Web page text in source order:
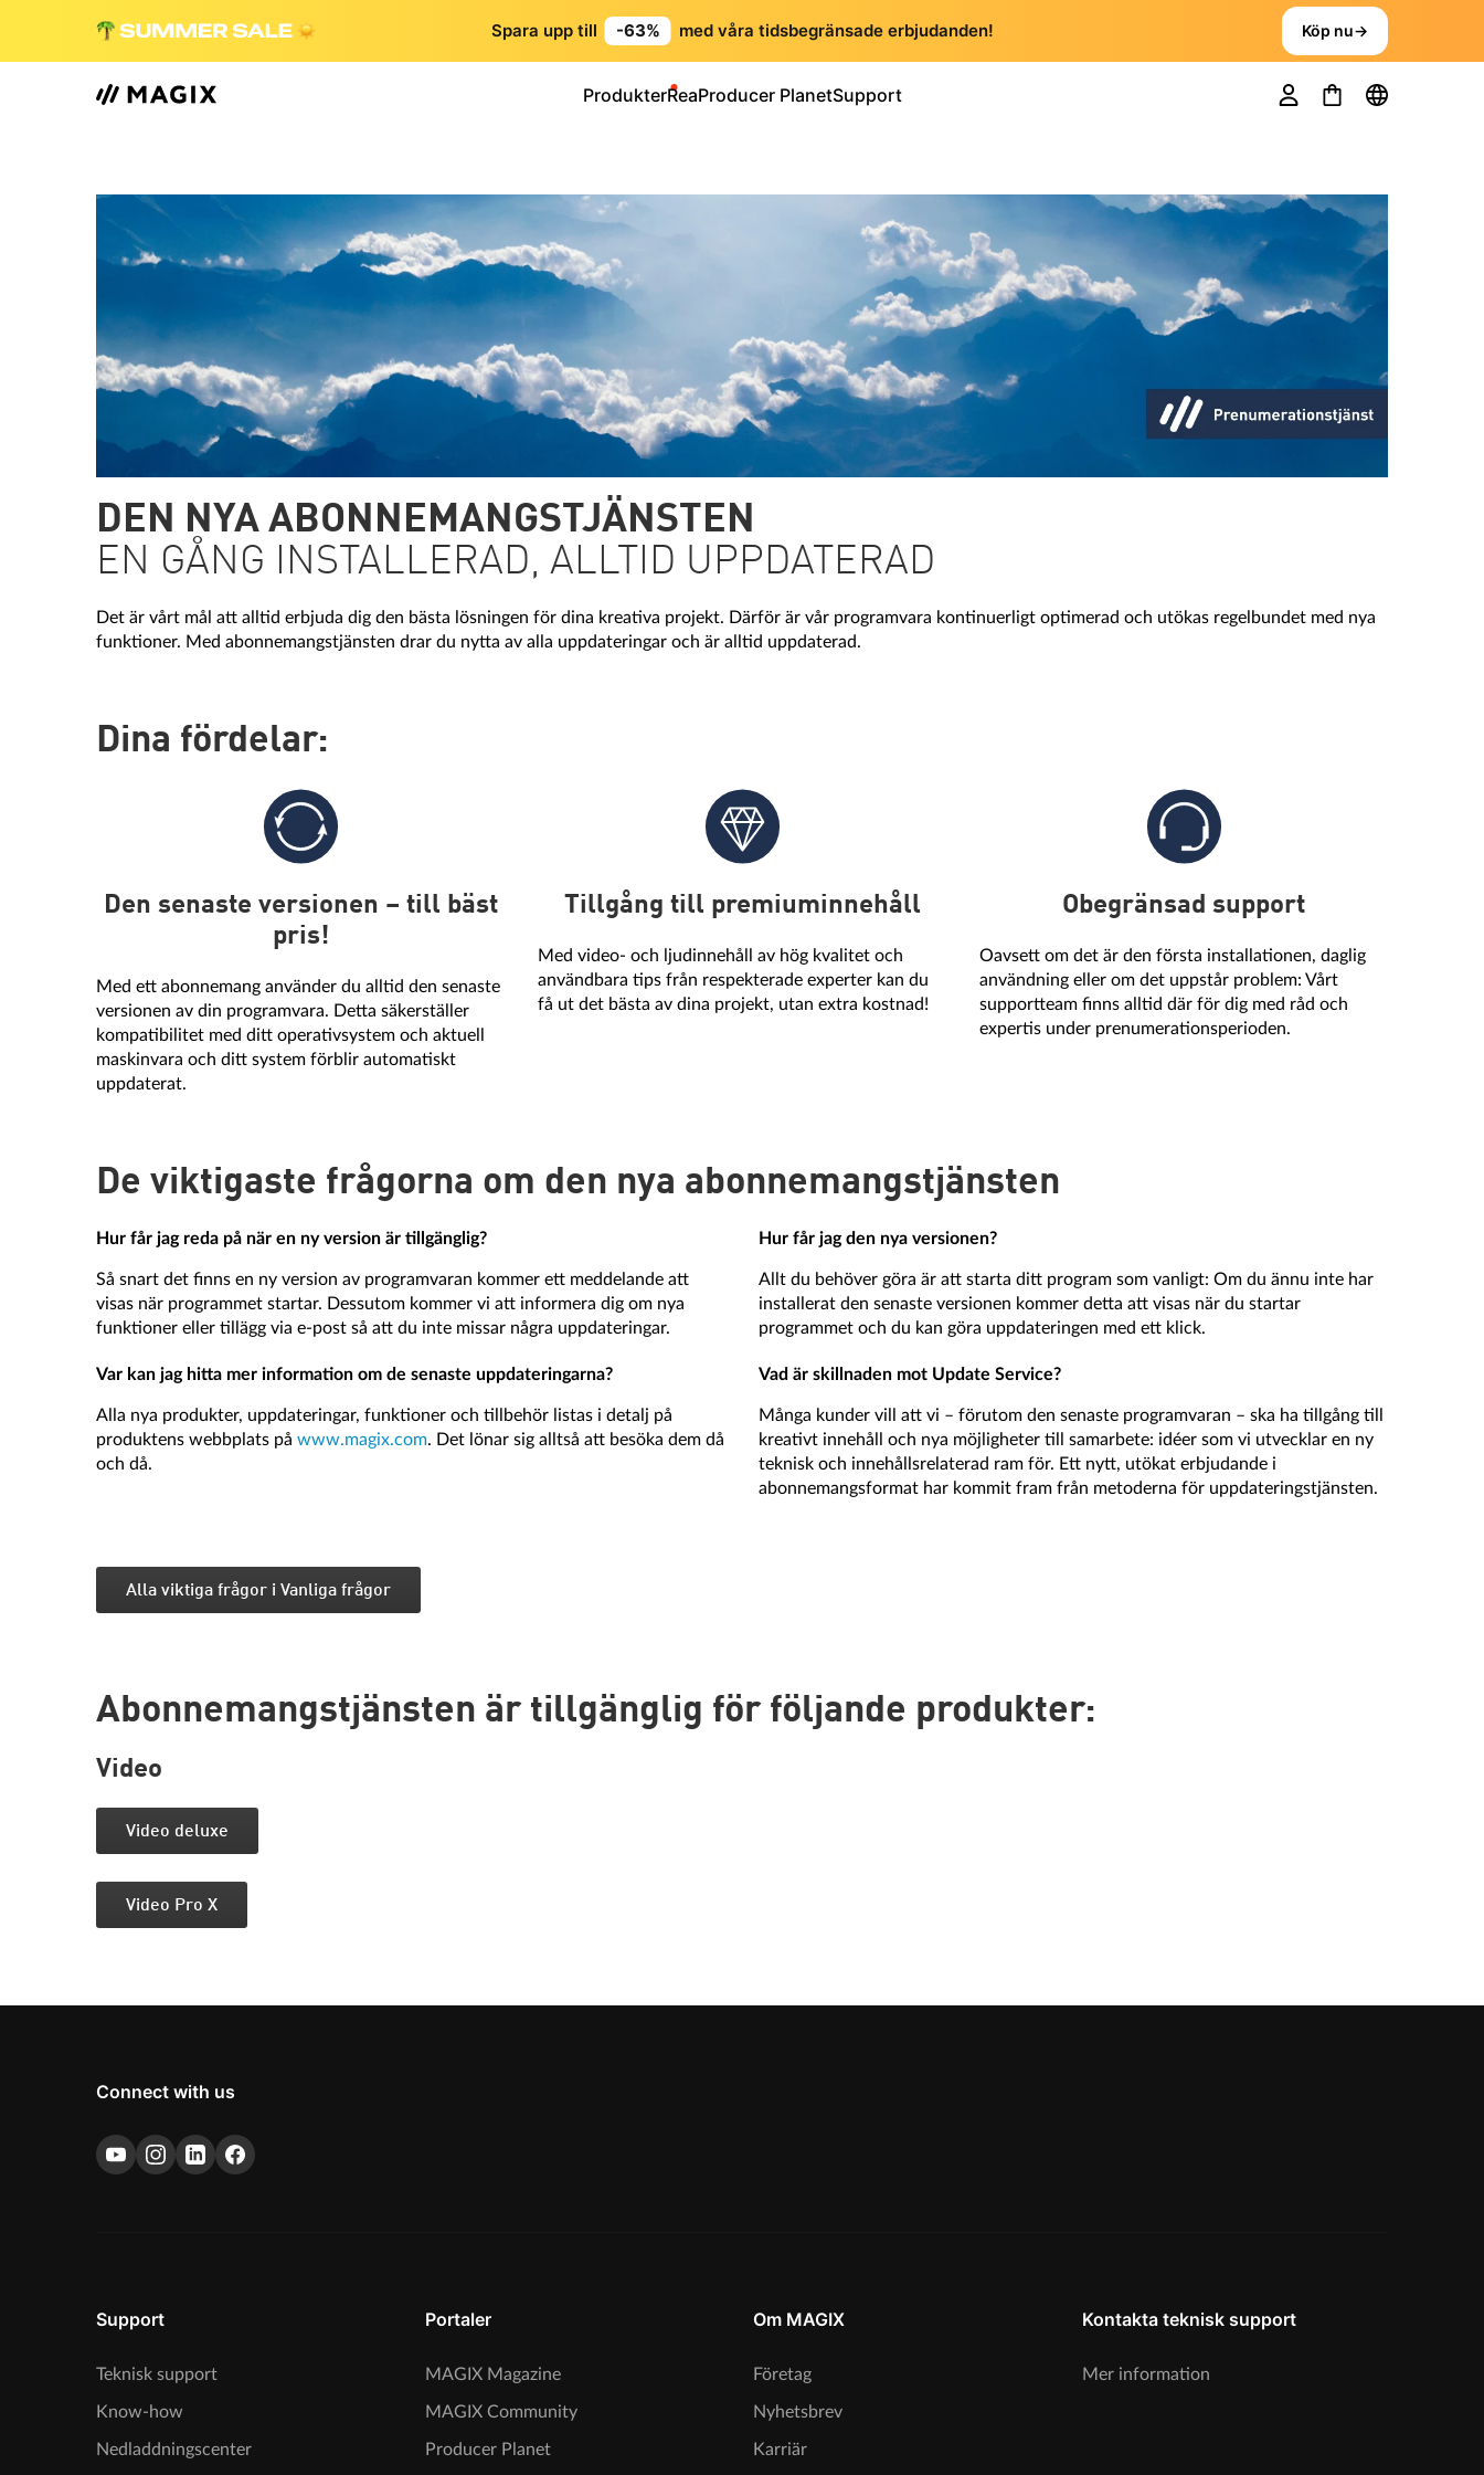
Spara upp till -63% med våra tidsbegränsade erbjudanden! Köp nu→
ProdukterReaProducer PlanetSupport
DEN NYA ABONNEMANGSTJÄNSTEN
EN GÅNG INSTALLERAD, ALLTID UPPDATERAD
Det är vårt mål att alltid erbjuda dig den bästa lösningen för dina kreativa projekt. Därför är vår programvara kontinuerligt optimerad och utökas regelbundet med nya
funktioner. Med abonnemangstjänsten drar du nytta av alla uppdateringar och är alltid uppdaterad.
Dina fördelar:
Den senaste versionen – till bäst
pris!
Med ett abonnemang använder du alltid den senaste
versionen av din programvara. Detta säkerställer
kompatibilitet med ditt operativsystem och aktuell
maskinvara och ditt system förblir automatiskt
uppdaterat.
Tillgång till premiuminnehåll
Med video- och ljudinnehåll av hög kvalitet och
användbara tips från respekterade experter kan du
få ut det bästa av dina projekt, utan extra kostnad!
Obegränsad support
Oavsett om det är den första installationen, daglig
användning eller om det uppstår problem: Vårt
supportteam finns alltid där för dig med råd och
expertis under prenumerationsperioden.
De viktigaste frågorna om den nya abonnemangstjänsten
Hur får jag reda på när en ny version är tillgänglig?
Så snart det finns en ny version av programvaran kommer ett meddelande att
visas när programmet startar. Dessutom kommer vi att informera dig om nya
funktioner eller tillägg via e-post så att du inte missar några uppdateringar.
Var kan jag hitta mer information om de senaste uppdateringarna?
Alla nya produkter, uppdateringar, funktioner och tillbehör listas i detalj på
produktens webbplats på www.magix.com. Det lönar sig alltså att besöka dem då
och då.
Hur får jag den nya versionen?
Allt du behöver göra är att starta ditt program som vanligt: ​​Om du ännu inte har
installerat den senaste versionen kommer detta att visas när du startar
programmet och du kan göra uppdateringen med ett klick.
Vad är skillnaden mot Update Service?
Många kunder vill att vi – förutom den senaste programvaran – ska ha tillgång till
kreativt innehåll och nya möjligheter till samarbete: idéer som vi utvecklar en ny
teknisk och innehållsrelaterad ram för. Ett nytt, utökat erbjudande i
abonnemangsformat har kommit fram från metoderna för uppdateringstjänsten.
Alla viktiga frågor i Vanliga frågor
Abonnemangstjänsten är tillgänglig för följande produkter:
Video
Video deluxe
Video Pro X
Connect with us
Support
Teknisk support
Know-how
Nedladdningscenter
Portaler
MAGIX Magazine
MAGIX Community
Producer Planet
Om MAGIX
Företag
Nyhetsbrev
Karriär
Kontakta teknisk support
Mer information